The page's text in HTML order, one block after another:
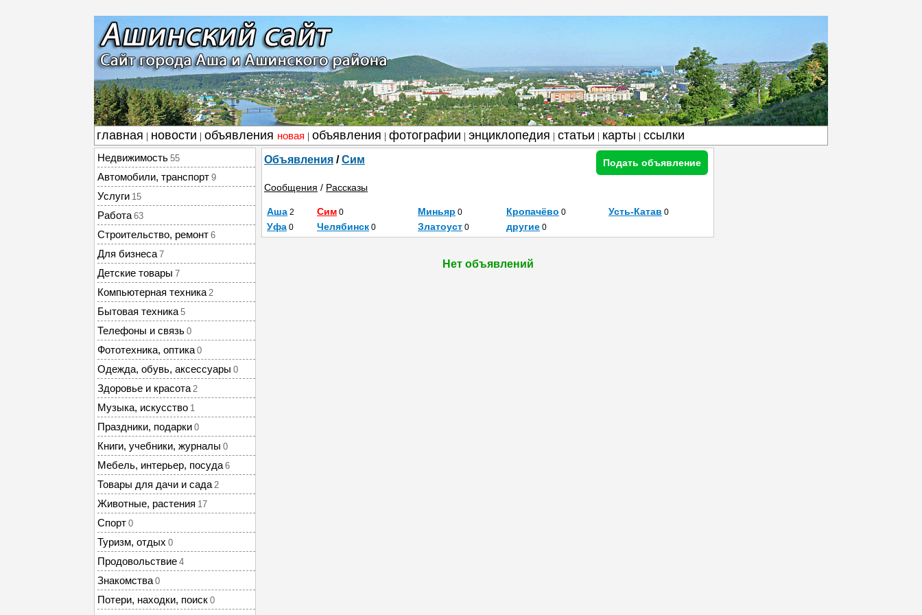
главная новости объявления новая объявления фотографии энциклопедия статьи карты ссылки
Недвижимость 55
Автомобили, транспорт 9
Услуги 15
Работа 63
Строительство, ремонт 6
Для бизнеса 7
Детские товары 7
Компьютерная техника 2
Бытовая техника 5
Телефоны и связь 0
Фототехника, оптика 0
Одежда, обувь, аксессуары 0
Здоровье и красота 2
Музыка, искусство 1
Праздники, подарки 0
Книги, учебники, журналы 0
Мебель, интерьер, посуда 6
Товары для дачи и сада 2
Животные, растения 17
Спорт 0
Туризм, отдых 0
Продовольствие 4
Знакомства 0
Потери, находки, поиск 0
Объявления /Сим Подать объявление
Сообщения / Рассказы
Аша 2 Сим 0 Миньяр 0 Кропачёво 0 Усть-Катав 0
Уфа 0 Челябинск 0 Златоуст 0 другие 0
Нет объявлений